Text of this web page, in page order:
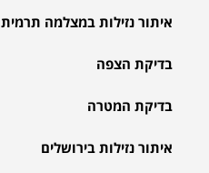
איתור נזילות במצלמה תרמית
בדיקת הצפה
בדיקת המטרה
איתור נזילות בירושלים